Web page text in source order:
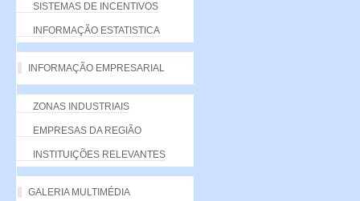
SISTEMAS DE INCENTIVOS
INFORMAÇÃO ESTATISTICA
INFORMAÇÃO EMPRESARIAL
ZONAS INDUSTRIAIS
EMPRESAS DA REGIÃO
INSTITUIÇÕES RELEVANTES
GALERIA MULTIMÉDIA